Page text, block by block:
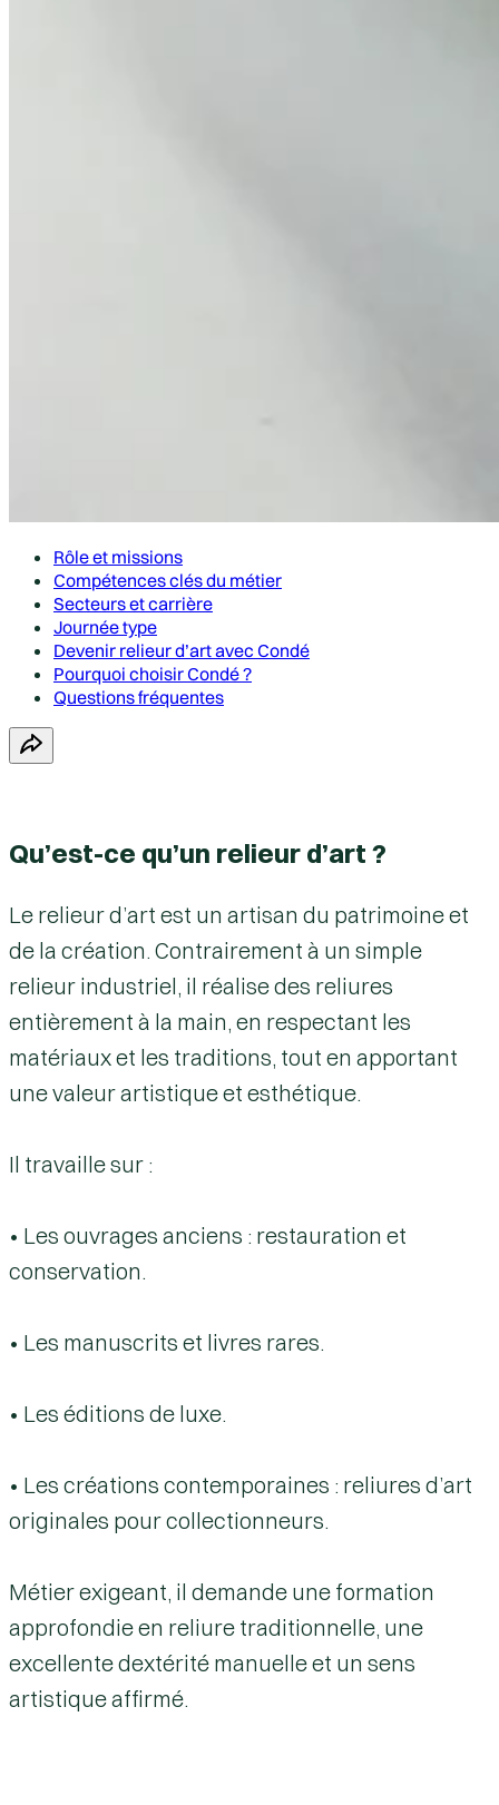
Rôle et missions
Compétences clés du métier
Secteurs et carrière
Journée type
Devenir relieur d’art avec Condé
Pourquoi choisir Condé ?
Questions fréquentes
Qu’est-ce qu’un relieur d’art ?
Le relieur d’art est un artisan du patrimoine et
de la création. Contrairement à un simple
relieur industriel, il réalise des reliures
entièrement à la main, en respectant les
matériaux et les traditions, tout en apportant
une valeur artistique et esthétique.
Il travaille sur :
• Les ouvrages anciens : restauration et
conservation.
• Les manuscrits et livres rares.
• Les éditions de luxe.
• Les créations contemporaines : reliures d’art
originales pour collectionneurs.
Métier exigeant, il demande une formation
approfondie en reliure traditionnelle, une
excellente dextérité manuelle et un sens
artistique affirmé.